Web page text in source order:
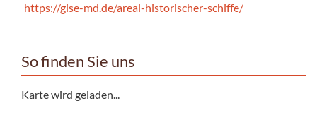
https://gise-md.de/areal-historischer-schiffe/
So finden Sie uns
Karte wird geladen...